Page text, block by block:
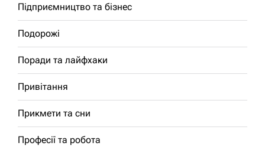
Підприємництво та бізнес
Подорожі
Поради та лайфхаки
Привітання
Прикмети та сни
Професії та робота